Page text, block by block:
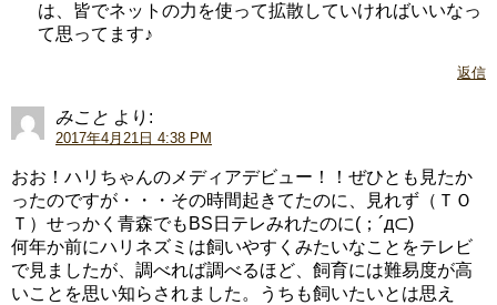
は、皆でネットの力を使って拡散していければいいなっ
て思ってます♪
返信
みこと より:
2017年4月21日 4:38 PM
おお！ハリちゃんのメディアデビュー！！ぜひとも見たか
ったのですが・・・その時間起きてたのに、見れず（ＴＯ
Ｔ）せっかく青森でもBS日テレみれたのに(；´д⊂)
何年か前にハリネズミは飼いやすくみたいなことをテレビ
で見ましたが、調べれば調べるほど、飼育には難易度が高
いことを思い知らされました。うちも飼いたいとは思え